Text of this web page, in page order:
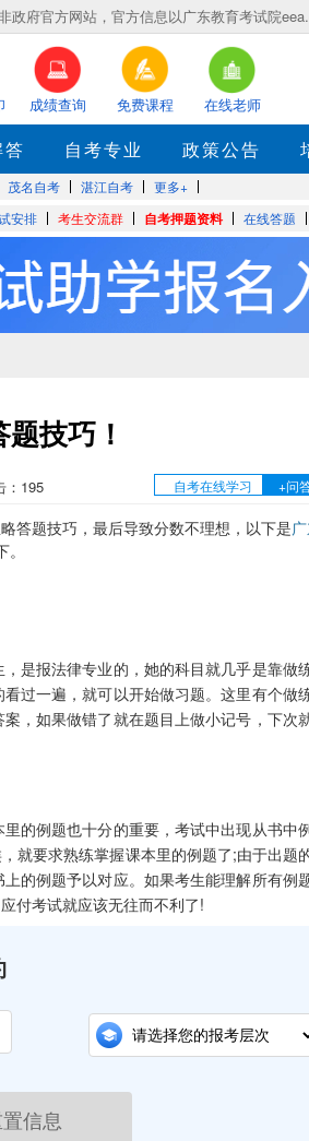
府官方网站，官方信息以广东教育考试院
成绩查询 免费课程 在线老师
自考专业 政策公告
茂名自考 湛江自考 更多+
安排 考生交流群 自考押题资料 在线答题
技巧！
195 自考在线学习 +问
题技巧，最后导致分数不理想，以下是
是报法律专业的，她的科目就几乎是靠做
过一遍，就可以开始做习题。这里有个做
，如果做错了就在题目上做小记号，下次
的例题也十分的重要，考试中出现从书中
就要求熟练掌握课本里的例题了;由于出题
的例题予以对应。如果考生能理解所有例
付考试就应该无往而不利了!
信息